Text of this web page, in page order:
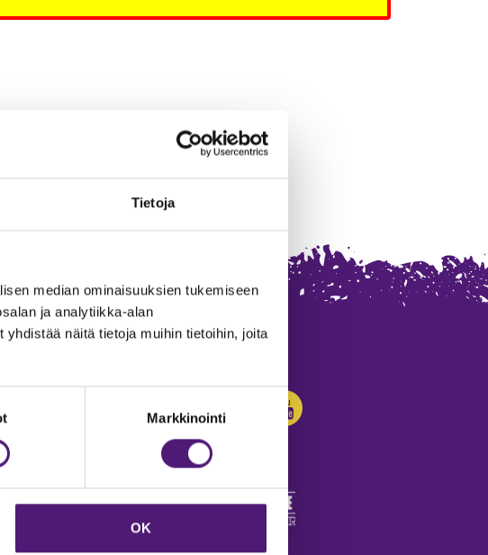
Tietoja
median ominaisuuksien tukemiseen
ja analytiikka-alan
näitä tietoja muihin tietoihin, joita
Markkinointi
OK